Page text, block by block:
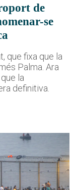
de
se
que fixa que la
Palma. Ara
la
definitiva.